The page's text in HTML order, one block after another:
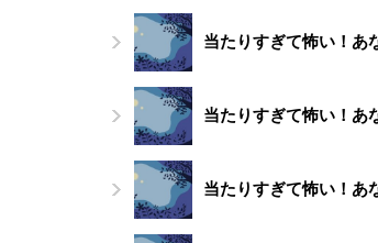
当たりすぎて怖い！あ
当たりすぎて怖い！あ
当たりすぎて怖い！あ